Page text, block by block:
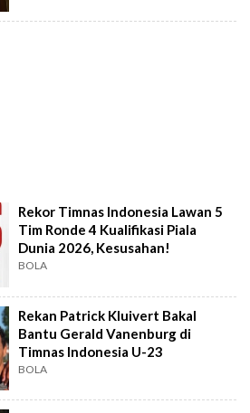
Rekor Timnas Indonesia Lawan 5
Tim Ronde 4 Kualifikasi Piala
Dunia 2026, Kesusahan!
BOLA
Rekan Patrick Kluivert Bakal
Bantu Gerald Vanenburg di
Timnas Indonesia U-23
BOLA